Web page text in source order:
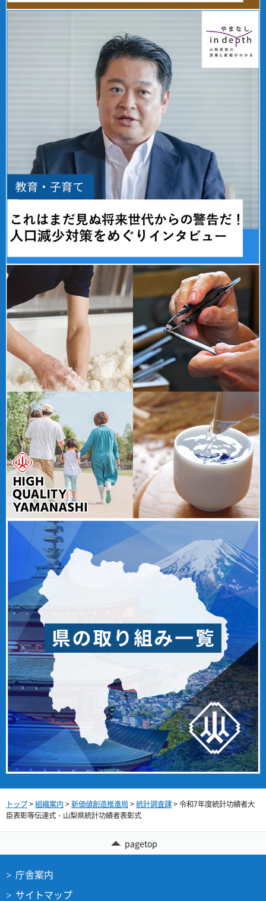
トップ>組織案内>新価値創造推進局>統計調査課> 令和7年度統計功績者大
臣表彰等伝達式・山梨県統計功績者表彰式
pagetop
庁舎案内
サイトマップ